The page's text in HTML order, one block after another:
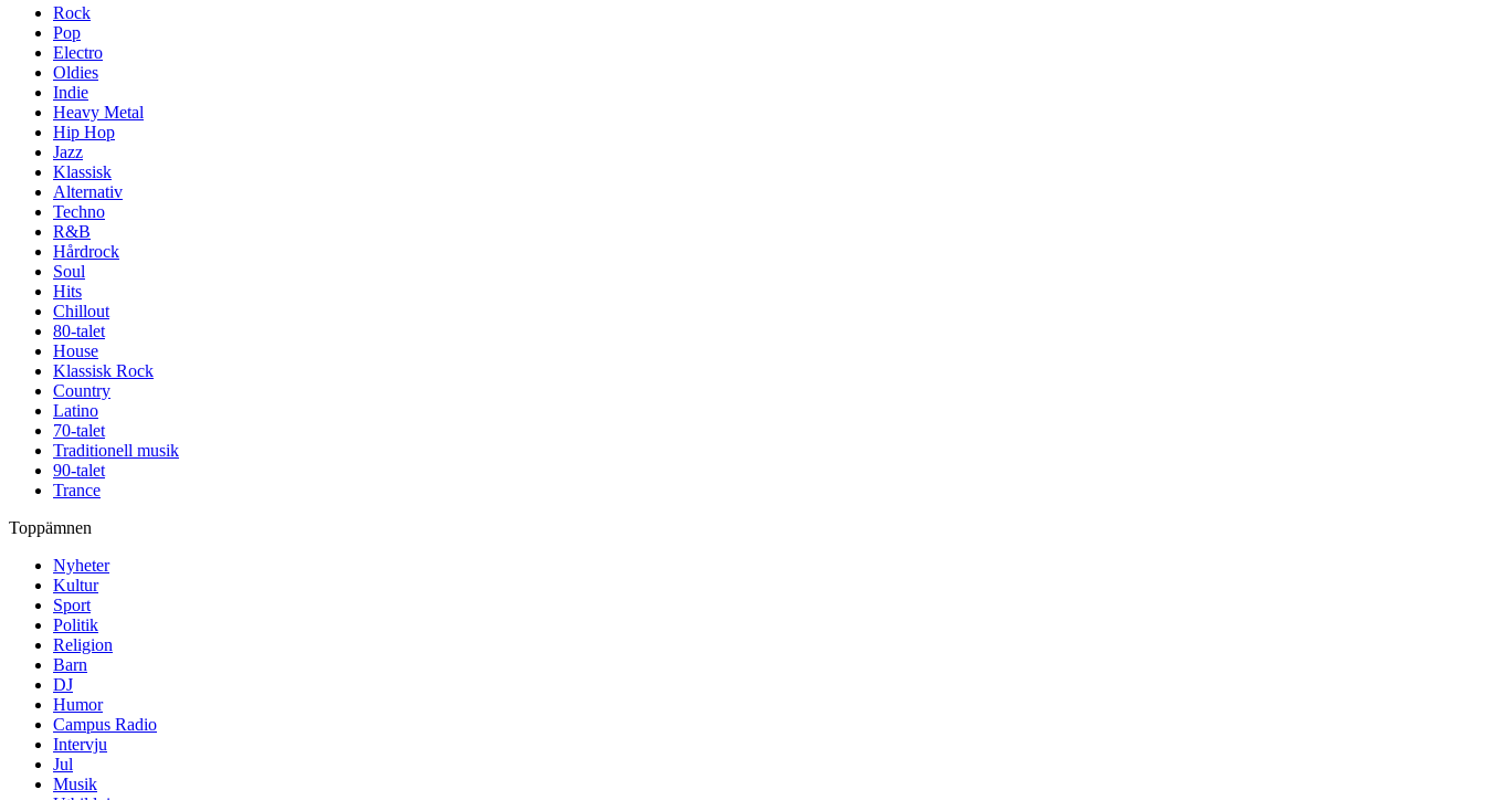
Rock
Pop
Electro
Oldies
Indie
Heavy Metal
Hip Hop
Jazz
Klassisk
Alternativ
Techno
R&B
Hårdrock
Soul
Hits
Chillout
80-talet
House
Klassisk Rock
Country
Latino
70-talet
Traditionell musik
90-talet
Trance
Toppämnen
Nyheter
Kultur
Sport
Politik
Religion
Barn
DJ
Humor
Campus Radio
Intervju
Jul
Musik